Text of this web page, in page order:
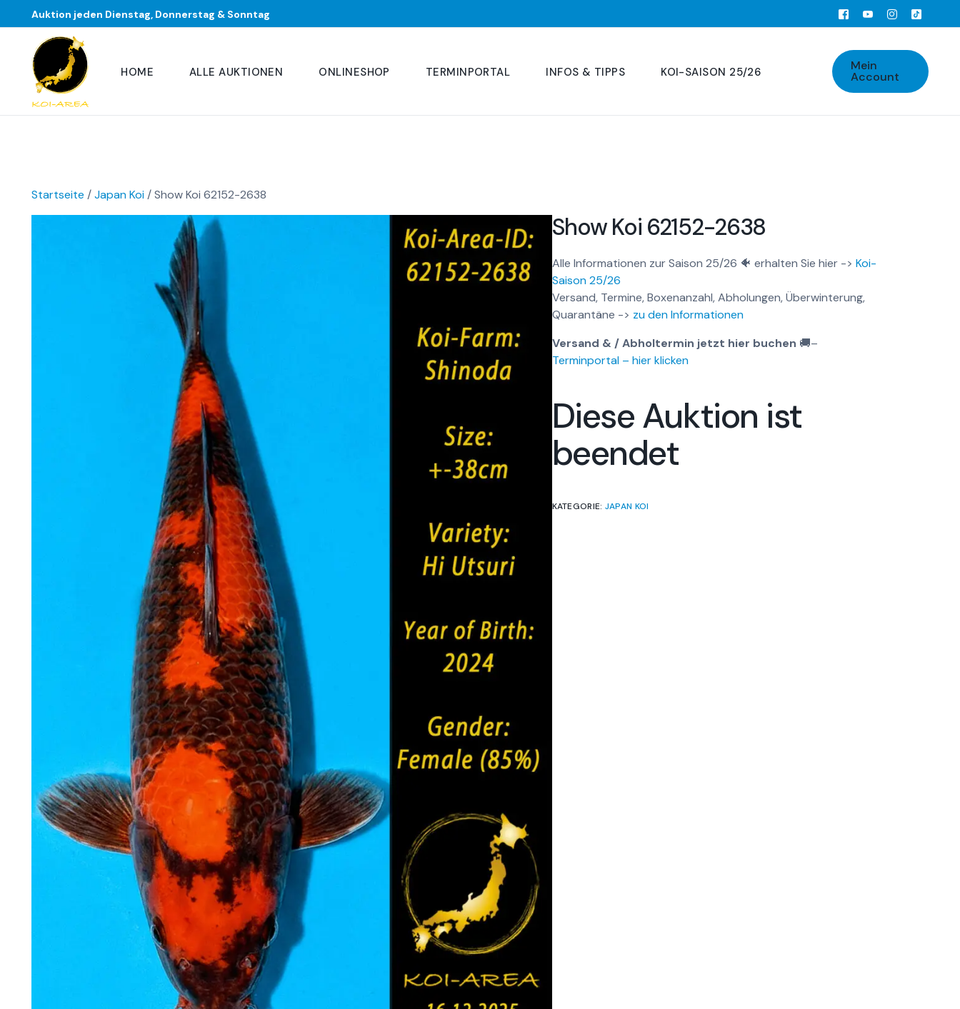
Auktion jeden Dienstag, Donnerstag & Sonntag
HOME ALLE AUKTIONEN ONLINESHOP TERMINPORTAL INFOS & TIPPS KOI-SAISON 25/26 Mein
Account
Startseite /Japan Koi/ Show Koi 62152-2638
Show Koi 62152-2638
Alle Informationen zur Saison 25/26 🐠 erhalten Sie hier -> Koi-
Saison 25/26
Versand, Termine, Boxenanzahl, Abholungen, Überwinterung,
Quarantäne -> zu den Informationen
Versand & / Abholtermin jetzt hier buchen 🚚–
Terminportal – hier klicken
Diese Auktion ist
beendet
KATEGORIE: JAPAN KOI